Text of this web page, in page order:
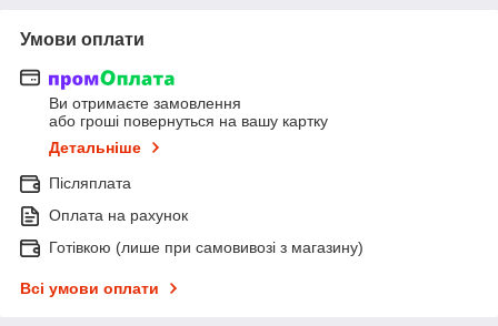
Умови оплати
Ви отримаєте замовлення
або гроші повернуться на вашу картку
Детальніше
Післяплата
Оплата на рахунок
Готівкою (лише при самовивозі з магазину)
Всі умови оплати